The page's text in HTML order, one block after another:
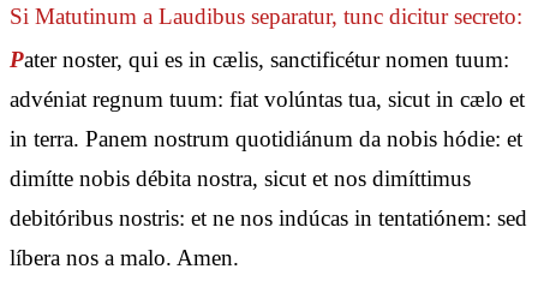
Si Matutinum a Laudibus separatur, tunc dicitur secreto:
Pater noster, qui es in cælis, sanctificétur nomen tuum:
advéniat regnum tuum: fiat volúntas tua, sicut in cælo et
in terra. Panem nostrum quotidiánum da nobis hódie: et
dimítte nobis débita nostra, sicut et nos dimíttimus
debitóribus nostris: et ne nos indúcas in tentatiónem: sed
líbera nos a malo. Amen.